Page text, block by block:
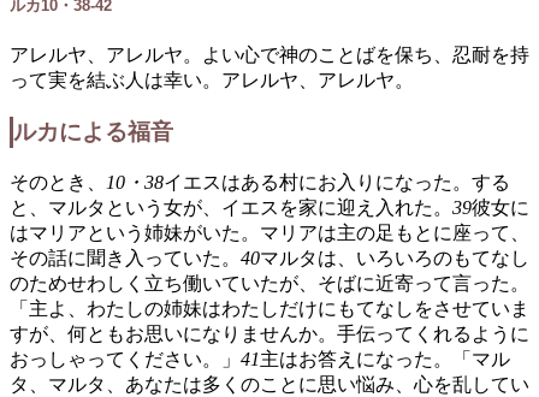
ルカ10・38-42
アレルヤ、アレルヤ。よい心で神のことばを保ち、忍耐を持
って実を結ぶ人は幸い。アレルヤ、アレルヤ。
ルカによる福音
そのとき、 10・38イエスはある村にお入りになった。する
と、マルタという女が、イエスを家に迎え入れた。 39彼女に
はマリアという姉妹がいた。マリアは主の足もとに座って、
その話に聞き入っていた。 40マルタは、いろいろのもてなし
のためせわしく立ち働いていたが、そばに近寄って言った。
「主よ、わたしの姉妹はわたしだけにもてなしをさせていま
すが、何ともお思いになりませんか。手伝ってくれるように
おっしゃってください。」 41主はお答えになった。「マル
タ、マルタ、あなたは多くのことに思い悩み、心を乱してい